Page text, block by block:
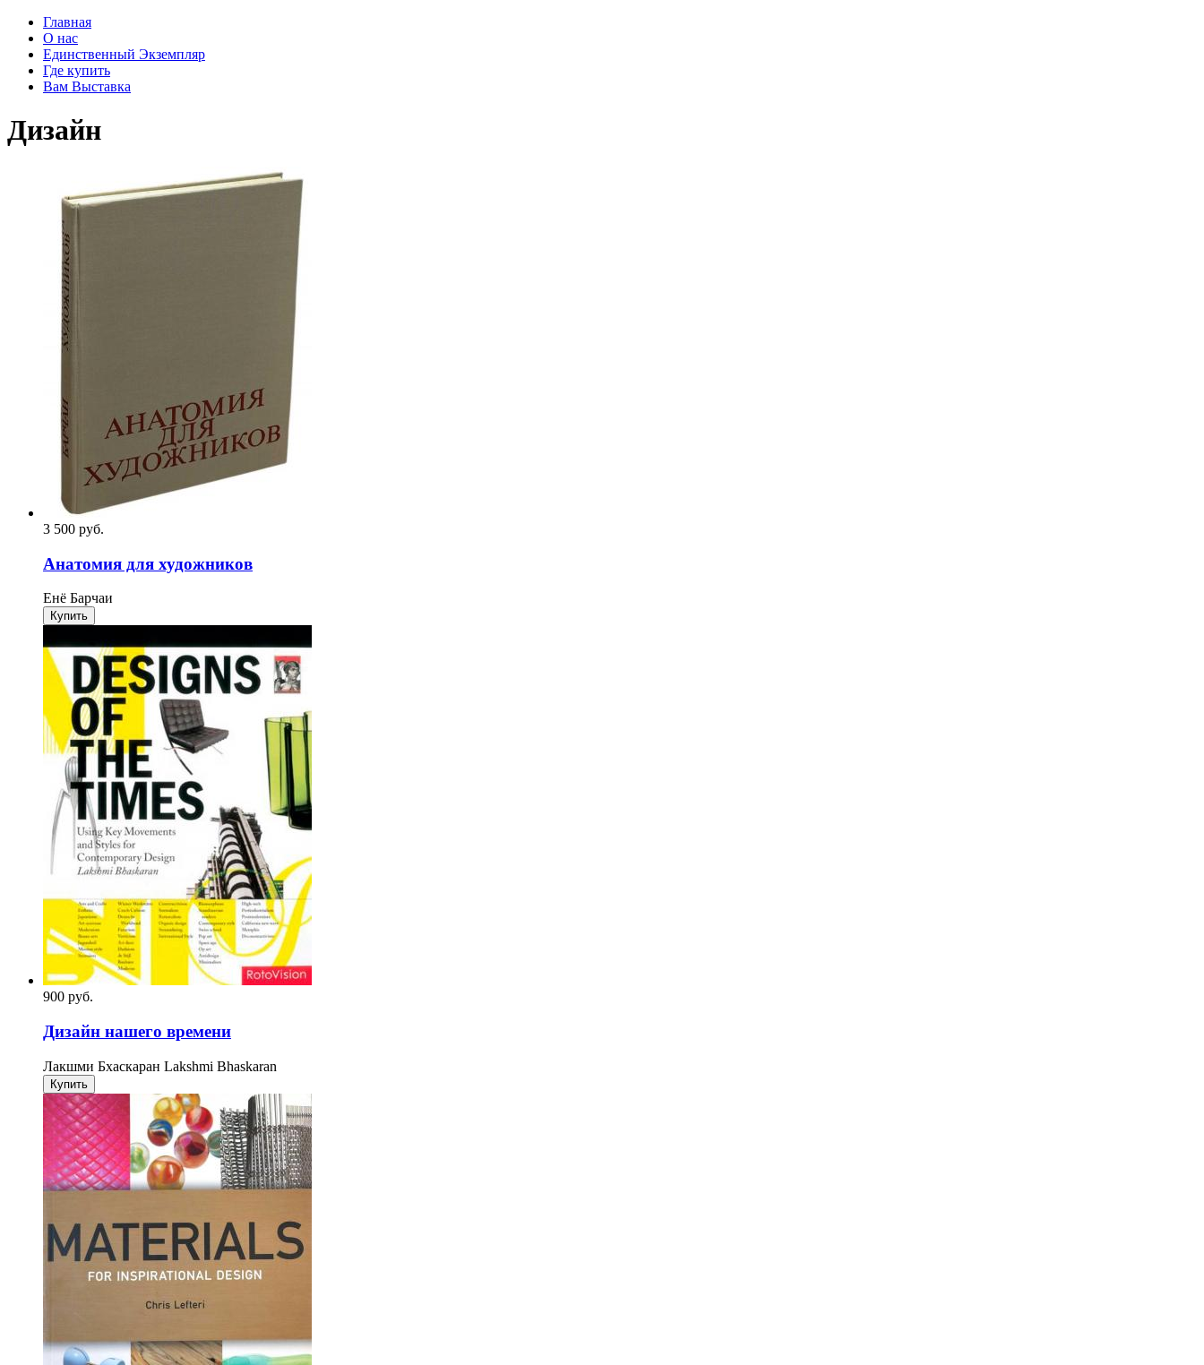
Главная
О нас
Единственный Экземпляр
Где купить
Вам Выставка
Дизайн
3 500 pуб.
Анатомия для художников
Енё Барчаи
Купить
900 pуб.
Дизайн нашего времени
Лакшми Бхаскаран Lakshmi Bhaskaran
Купить